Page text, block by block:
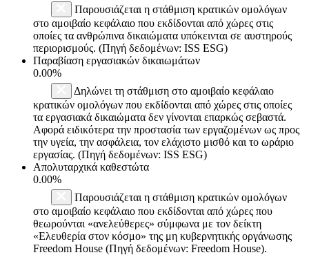
Παρουσιάζεται η στάθμιση κρατικών ομολόγων
στο αμοιβαίο κεφάλαιο που εκδίδονται από χώρες στις
οποίες τα ανθρώπινα δικαιώματα υπόκεινται σε αυστηρούς
περιορισμούς. (Πηγή δεδομένων: ISS ESG)
Παραβίαση εργασιακών δικαιωμάτων
0.00%
Δηλώνει τη στάθμιση στο αμοιβαίο κεφάλαιο
κρατικών ομολόγων που εκδίδονται από χώρες στις οποίες
τα εργασιακά δικαιώματα δεν γίνονται επαρκώς σεβαστά.
Αφορά ειδικότερα την προστασία των εργαζομένων ως προς
την υγεία, την ασφάλεια, τον ελάχιστο μισθό και το ωράριο
εργασίας. (Πηγή δεδομένων: ISS ESG)
Απολυταρχικά καθεστώτα
0.00%
Παρουσιάζεται η στάθμιση κρατικών ομολόγων
στο αμοιβαίο κεφάλαιο που εκδίδονται από χώρες που
θεωρούνται «ανελεύθερες» σύμφωνα με τον δείκτη
«Ελευθερία στον κόσμο» της μη κυβερνητικής οργάνωσης
Freedom House (Πηγή δεδομένων: Freedom House).